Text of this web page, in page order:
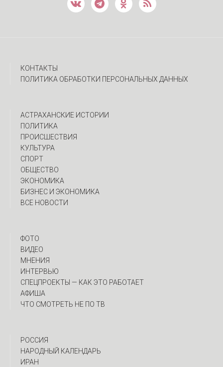
КОНТАКТЫ
ПОЛИТИКА ОБРАБОТКИ ПЕРСОНАЛЬНЫХ ДАННЫХ
АСТРАХАНСКИЕ ИСТОРИИ
ПОЛИТИКА
ПРОИСШЕСТВИЯ
КУЛЬТУРА
СПОРТ
ОБЩЕСТВО
ЭКОНОМИКА
БИЗНЕС И ЭКОНОМИКА
ВСЕ НОВОСТИ
ФОТО
ВИДЕО
МНЕНИЯ
ИНТЕРВЬЮ
CПЕЦПРОЕКТЫ — КАК ЭТО РАБОТАЕТ
АФИША
ЧТО СМОТРЕТЬ НЕ ПО ТВ
РОССИЯ
НАРОДНЫЙ КАЛЕНДАРЬ
ИРАН